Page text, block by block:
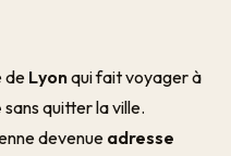
deLyonqui fait voyager à
sans quitter la ville.
devenue adresse